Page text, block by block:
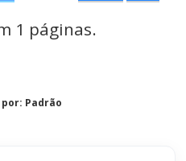
1 páginas.
Padrão